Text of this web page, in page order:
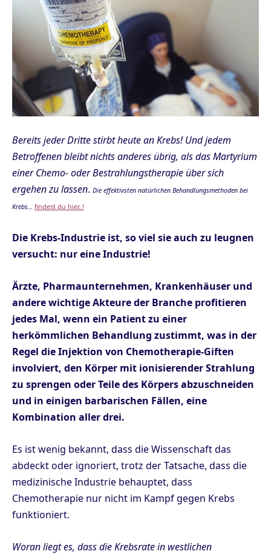
Bereits jeder Dritte stirbt heute an Krebs! Und jedem
Betroffenen bleibt nichts anderes übrig, als das Martyrium
einer Chemo- oder Bestrahlungstherapie über sich
ergehen zu lassen. Die effektivsten natürlichen Behandlungsmethoden bei
Krebs…
findest du hier..!
Die Krebs-Industrie ist, so viel sie auch zu leugnen
versucht: nur eine Industrie!
Ärzte, Pharmaunternehmen, Krankenhäuser und
andere wichtige Akteure der Branche profitieren
jedes Mal, wenn ein Patient zu einer
herkömmlichen Behandlung zustimmt, was in der
Regel die Injektion von Chemotherapie-Giften
involviert, den Körper mit ionisierender Strahlung
zu sprengen oder Teile des Körpers abzuschneiden
und in einigen barbarischen Fällen, eine
Kombination aller drei.
Es ist wenig bekannt, dass die Wissenschaft das
abdeckt oder ignoriert, trotz der Tatsache, dass die
medizinische Industrie behauptet, dass
Chemotherapie nur nicht im Kampf gegen Krebs
funktioniert.
Woran liegt es, dass die Krebsrate in westlichen